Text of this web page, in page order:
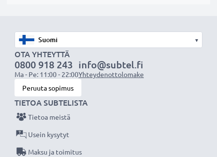
★3 vuoden takuu★
Olemme vuonna 2004 perustettu kansainvälinen
verkkokauppa, joka tarjoaa laadukkaita tuotteita, ja
siksi tarjoamme 36 kuukauden takuun!
▾
OTA YHTEYTTÄ
0800 918 243
Ma - Pe: 11:00 - 22:00
info@subtel.fi
Yhteydenottolomake
Peruuta sopimus
TIETOA SUBTELISTA
Tietoa meistä
Usein kysytyt
Maksu ja toimitus